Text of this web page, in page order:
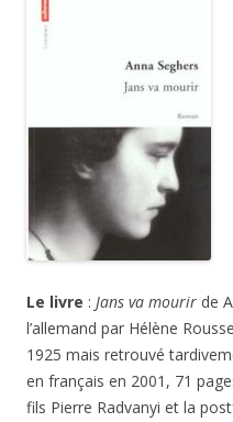
Le livre : Jans va mourir de
l’allemand par Hélène
1925 mais retrouvé
en français en 2001, 71
fils Pierre Radvanyi et la